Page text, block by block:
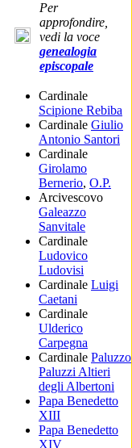
Per
approfondire,
vedi la voce
genealogia
episcopale
Cardinale
Scipione Rebiba
Cardinale Giulio
Antonio Santori
Cardinale
Girolamo
Bernerio, O.P.
Arcivescovo
Galeazzo
Sanvitale
Cardinale
Ludovico
Ludovisi
Cardinale Luigi
Caetani
Cardinale
Ulderico
Carpegna
Cardinale Paluzzo
Paluzzi Altieri
degli Albertoni
Papa Benedetto
XIII
Papa Benedetto
XIV